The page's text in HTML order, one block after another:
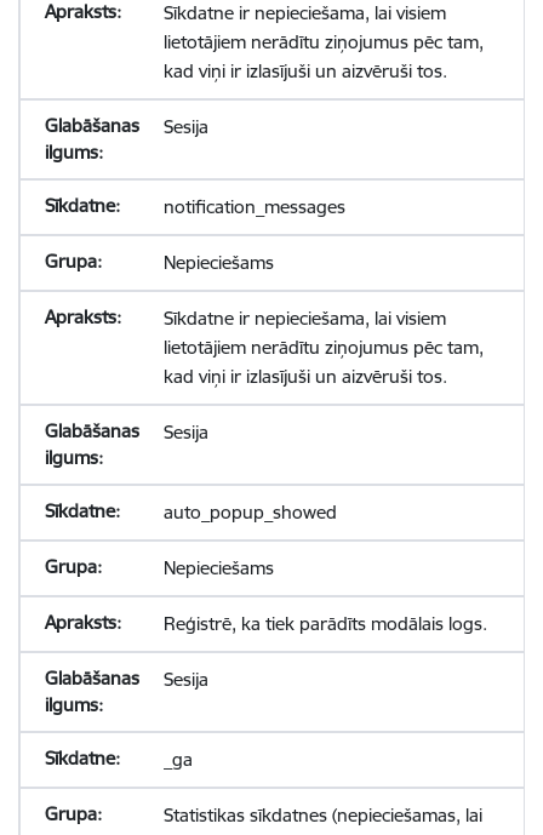
Sīkdatne ir nepieciešama, lai visiem
lietotājiem nerādītu ziņojumus pēc tam,
kad viņi ir izlasījuši un aizvēruši tos.
Sesija
notification_messages
Nepieciešams
Sīkdatne ir nepieciešama, lai visiem
lietotājiem nerādītu ziņojumus pēc tam,
kad viņi ir izlasījuši un aizvēruši tos.
Sesija
auto_popup_showed
Nepieciešams
Reģistrē, ka tiek parādīts modālais logs.
Sesija
_ga
Statistikas sīkdatnes (nepieciešamas, lai